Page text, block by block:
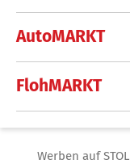
AutoMARKT
FlohMARKT
Werben auf STOL